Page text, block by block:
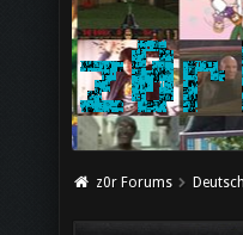
z0r Forums Deutsch